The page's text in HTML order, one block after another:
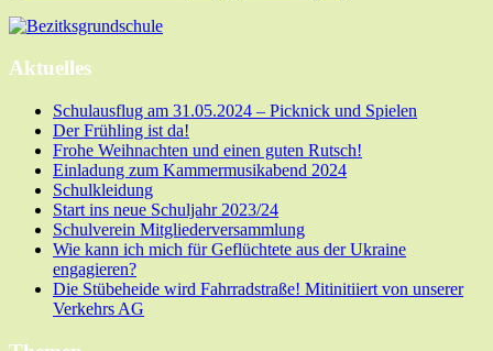
Aktuelles
Schulausflug am 31.05.2024 – Picknick und Spielen
Der Frühling ist da!
Frohe Weihnachten und einen guten Rutsch!
Einladung zum Kammermusikabend 2024
Schulkleidung
Start ins neue Schuljahr 2023/24
Schulverein Mitgliederversammlung
Wie kann ich mich für Geflüchtete aus der Ukraine
engagieren?
Die Stübeheide wird Fahrradstraße! Mitinitiiert von unserer
Verkehrs AG